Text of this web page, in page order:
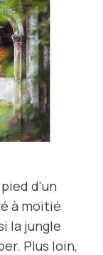
d'un
à moitié
la jungle
Plus loin,